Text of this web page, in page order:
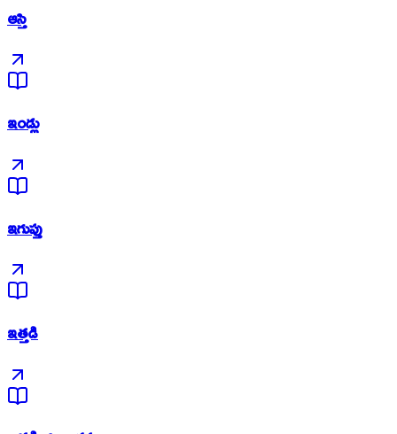
ఆస్తి
ఇండ్లు
ఇగుప్తు
ఇత్తడి